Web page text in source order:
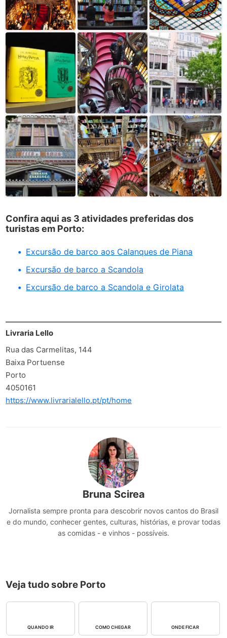
Confira aqui as 3 atividades preferidas dos
turistas em Porto:
Excursão de barco aos Calanques de Piana
Excursão de barco a Scandola
Excursão de barco a Scandola e Girolata
Livraria Lello
Rua das Carmelitas, 144
Baixa Portuense
Porto
4050161
https://www.livrarialello.pt/pt/home
Bruna Scirea
Jornalista sempre pronta para descobrir novos cantos do Brasil
e do mundo, conhecer gentes, culturas, histórias, e provar todas
as comidas - e vinhos - possíveis.
Veja tudo sobre Porto
QUANDO IR COMO CHEGAR ONDE FICAR